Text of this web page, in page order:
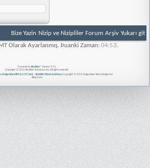
Bize Yazin Nizip ve Nizipliler Forum Arşiv Yukarı git
Olarak Ayarlanmış. Þuanki Zaman: 04:53.
Powered by vBulletin® Version 4.2.5
Copyright © 2026 vBulletin Solutions, Inc. All rights reserved.
DragonByte SEO v2.0.39 (Lite)- vBulletin Mods & AddonsCopyright © 2026 DragonByte Technologies Ltd.
Nizip.Com